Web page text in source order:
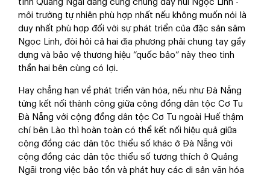
tỉnh Quảng Ngãi đang cùng chung dãy núi Ngọc Linh -
môi trường tự nhiên phù hợp nhất nếu không muốn nói là
duy nhất phù hợp đối với sự phát triển của đặc sản sâm
Ngọc Linh, đòi hỏi cả hai địa phương phải chung tay gầy
dựng và bảo vệ thương hiệu “quốc bảo” này theo tinh
thần hai bên cùng có lợi.
Hay chẳng hạn về phát triển văn hóa, nếu như Đà Nẵng
từng kết nối thành công giữa cộng đồng dân tộc Cơ Tu
Đà Nẵng với cộng đồng dân tộc Cơ Tu ngoài Huế thậm
chí bên Lào thì hoàn toàn có thể kết nối hiệu quả giữa
cộng đồng các dân tộc thiểu số khác ở Đà Nẵng với
cộng đồng các dân tộc thiểu số tương thích ở Quảng
Ngãi trong việc bảo tồn và phát huy các di sản văn hóa